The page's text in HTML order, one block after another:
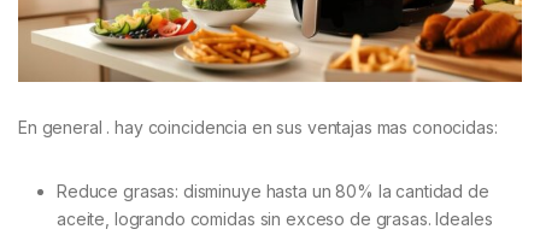
En general . hay coincidencia en sus ventajas mas conocidas:
Reduce grasas: disminuye hasta un 80% la cantidad de
aceite, logrando comidas sin exceso de grasas. Ideales